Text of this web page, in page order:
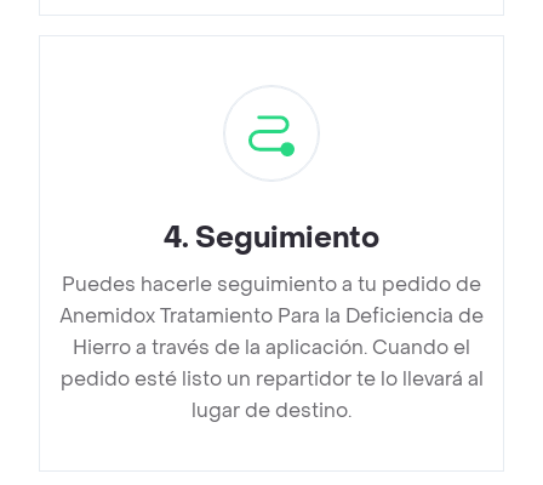
4. Seguimiento
Puedes hacerle seguimiento a tu pedido de
Anemidox Tratamiento Para la Deficiencia de
Hierro a través de la aplicación. Cuando el
pedido esté listo un repartidor te lo llevará al
lugar de destino.